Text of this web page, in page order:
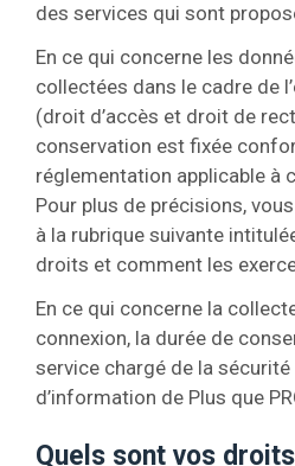
des services qui sont
En ce qui concerne les
collectées dans le cadre de
(droit d’accès et droit de
conservation est fixée
réglementation applicable à
Pour plus de précisions,
à la rubrique suivante
droits et comment les
En ce qui concerne la
connexion, la durée de
service chargé de la
d’information de Plus que
Quels sont vos